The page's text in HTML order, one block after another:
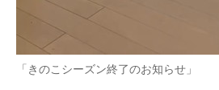
モノづくり技術者専門サイト
エレクトロニクス専門サイト
「きのこシーズン終了のお知らせ」